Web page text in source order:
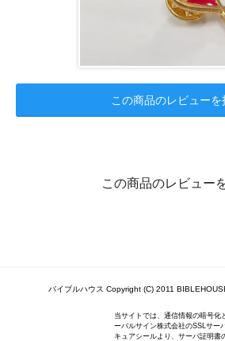
この商品のレビューを
この商品のレビュー
バイブルハウス Copyright (C) 2011
当サイトでは、通信情報の暗号化
ーバルサイン株式会社のSSLサー
キュアシールより、サーバ証明書